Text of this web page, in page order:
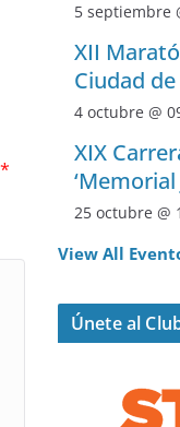
*
5 septiembre
XII
Ciudad
4 octubre @
XIX
25 octubre @
View All
Únete al